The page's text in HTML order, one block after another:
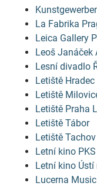
La Fabrika
Leica Gallery
Leoš Janáček
Lesní divadlo
Letiště
Letiště
Letiště Praha
Letiště Tábor
Letiště Tachov
Letní kino
Letní kino Ústí
Lucerna